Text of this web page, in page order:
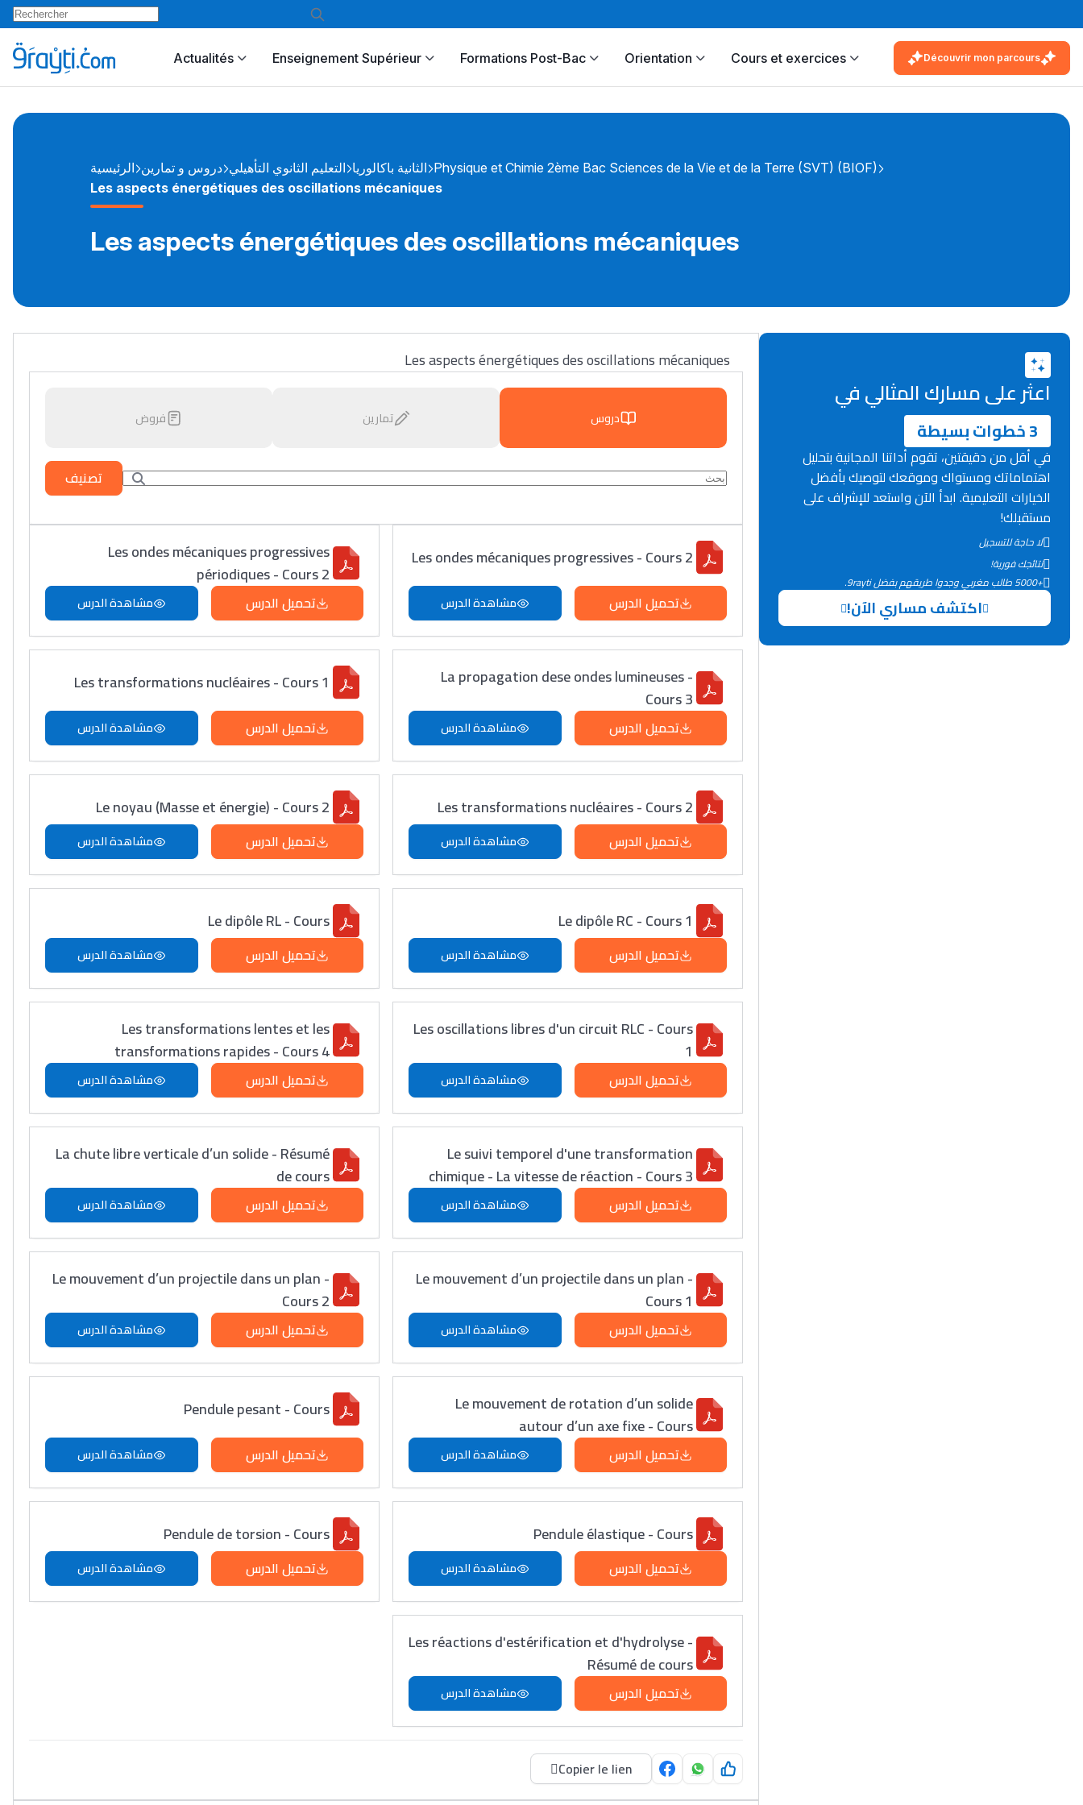
Actualités Enseignement Supérieur Formations Post-Bac Orientation Cours et exercices Découvrir mon parcours
الرئيسية دروس و تمارين التعليم الثانوي التأهيلي الثانية باكالوريا Physique et Chimie 2ème Bac Sciences de la Vie et de la Terre (SVT) (BIOF)
Les aspects énergétiques des oscillations mécaniques
Les aspects énergétiques des oscillations mécaniques
Les aspects énergétiques des oscillations mécaniques
دروس تمارين فروض
تصنيف
Les ondes mécaniques progressives - Cours 2
تحميل الدرس مشاهدة الدرس
Les ondes mécaniques progressives
périodiques - Cours 2
تحميل الدرس مشاهدة الدرس
La propagation dese ondes lumineuses -
Cours 3
تحميل الدرس مشاهدة الدرس
Les transformations nucléaires - Cours 1
تحميل الدرس مشاهدة الدرس
Les transformations nucléaires - Cours 2
تحميل الدرس مشاهدة الدرس
Le noyau (Masse et énergie) - Cours 2
تحميل الدرس مشاهدة الدرس
Le dipôle RC - Cours 1
تحميل الدرس مشاهدة الدرس
Le dipôle RL - Cours
تحميل الدرس مشاهدة الدرس
Les oscillations libres d'un circuit RLC - Cours
1
تحميل الدرس مشاهدة الدرس
Les transformations lentes et les
transformations rapides - Cours 4
تحميل الدرس مشاهدة الدرس
Le suivi temporel d'une transformation
chimique - La vitesse de réaction - Cours 3
تحميل الدرس مشاهدة الدرس
La chute libre verticale d’un solide - Résumé
de cours
تحميل الدرس مشاهدة الدرس
Le mouvement d’un projectile dans un plan -
Cours 1
تحميل الدرس مشاهدة الدرس
Le mouvement d’un projectile dans un plan -
Cours 2
تحميل الدرس مشاهدة الدرس
Le mouvement de rotation d’un solide
autour d’un axe fixe - Cours
تحميل الدرس مشاهدة الدرس
Pendule pesant - Cours
تحميل الدرس مشاهدة الدرس
Pendule élastique - Cours
تحميل الدرس مشاهدة الدرس
Pendule de torsion - Cours
تحميل الدرس مشاهدة الدرس
Les réactions d'estérification et d'hydrolyse -
Résumé de cours
تحميل الدرس مشاهدة الدرس
Copier le lien
اعثر على مسارك المثالي في
3 خطوات بسيطة
في أقل من دقيقتين، تقوم أداتنا المجانية بتحليل
اهتماماتك ومستواك وموقعك لتوصيك بأفضل
الخيارات التعليمية. ابدأ الآن واستعد للإشراف على
مستقبلك!
لا حاجة للتسجيل
نتائجك فورية!
+5000 طالب مغربي وجدوا طريقهم بفضل 9rayti.
اكتشف مساري الآن!